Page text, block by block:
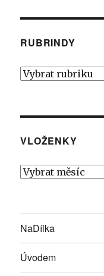
RUBRINDY
Rubrindy
VLOŽENKY
Vloženky
NaDílka
Úvodem